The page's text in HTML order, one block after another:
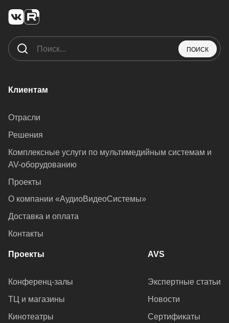
ПОИСК
Клиентам
Отрасли
Решения
Комплексные услуги по мультимедийным системам и
AV-оборудованию
Проекты
О компании «АудиоВидеоСистемы»
Доставка и оплата
Контакты
Проекты
Конференц-залы
ТЦ и магазины
Кинотеатры
AVS
Экспертные статьи
Новости
Сертификаты